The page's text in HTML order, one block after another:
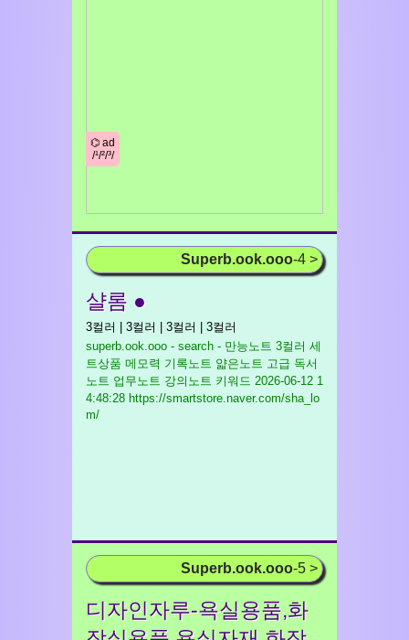
⌬ ad
/¹/²/³/
Superb.ook.ooo-4 >
샬롬 ●
3컬러 | 3컬러 | 3컬러 | 3컬러
superb.ook.ooo - search - 만능노트 3컬러 세
트상품 메모력 기록노트 얇은노트 고급 독서
노트 업무노트 강의노트 키워드 2026-06-12 1
4:48:28 https://smartstore.naver.com/sha_lo
m/
Superb.ook.ooo-5 >
디자인자루-욕실용품,화